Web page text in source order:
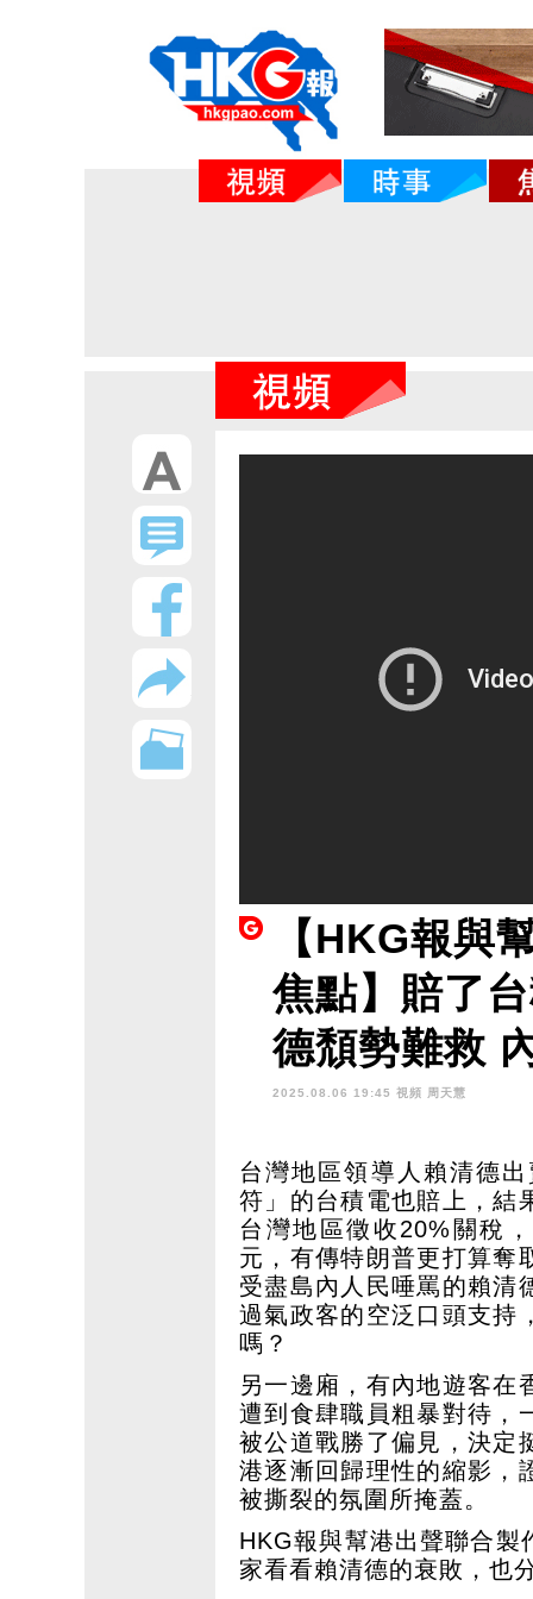
【HKG報與
焦點】賠了
德頹勢難救
「反大陸」
2025.08.06 19:45 視頻 周天慧
台灣地區領導人賴清德
符」的台積電也賠上，結
台灣地區徵收20%關稅
元，有傳特朗普更打算奪
受盡島內人民唾罵的賴清
過氣政客的空泛口頭支持
嗎？
另一邊廂，有內地遊客在
遭到食肆職員粗暴對待，
被公道戰勝了偏見，決定
港逐漸回歸理性的縮影，
被撕裂的氛圍所掩蓋。
HKG報與幫港出聲聯合製
家看看賴清德的衰敗，也